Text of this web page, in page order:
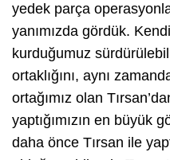
yedek parça
yanımızda gördük.
kurduğumuz
ortaklığını, aynı
ortağımız olan
yaptığımızın en büyük
daha önce Tırsan ile